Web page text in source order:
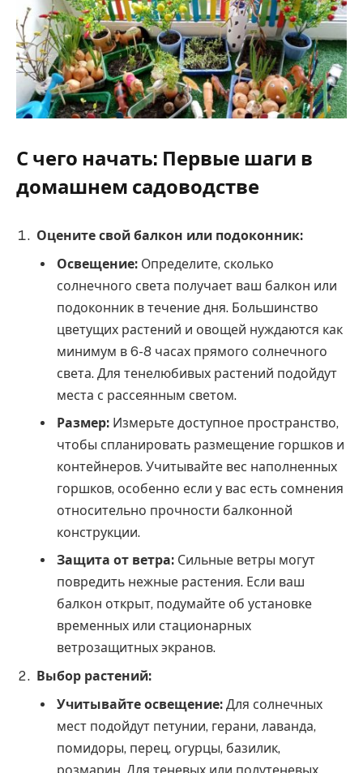
С чего начать: Первые шаги в
домашнем садоводстве
Оцените свой балкон или подоконник:
Освещение: Определите, сколько
солнечного света получает ваш балкон или
подоконник в течение дня. Большинство
цветущих растений и овощей нуждаются как
минимум в 6-8 часах прямого солнечного
света. Для тенелюбивых растений подойдут
места с рассеянным светом.
Размер: Измерьте доступное пространство,
чтобы спланировать размещение горшков и
контейнеров. Учитывайте вес наполненных
горшков, особенно если у вас есть сомнения
относительно прочности балконной
конструкции.
Защита от ветра: Сильные ветры могут
повредить нежные растения. Если ваш
балкон открыт, подумайте об установке
временных или стационарных
ветрозащитных экранов.
Выбор растений:
Учитывайте освещение: Для солнечных
мест подойдут петунии, герани, лаванда,
помидоры, перец, огурцы, базилик,